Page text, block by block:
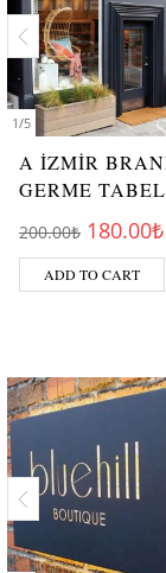
1/5
A İZMİR
GERME
200.00₺ 180.00₺
ADD TO CART